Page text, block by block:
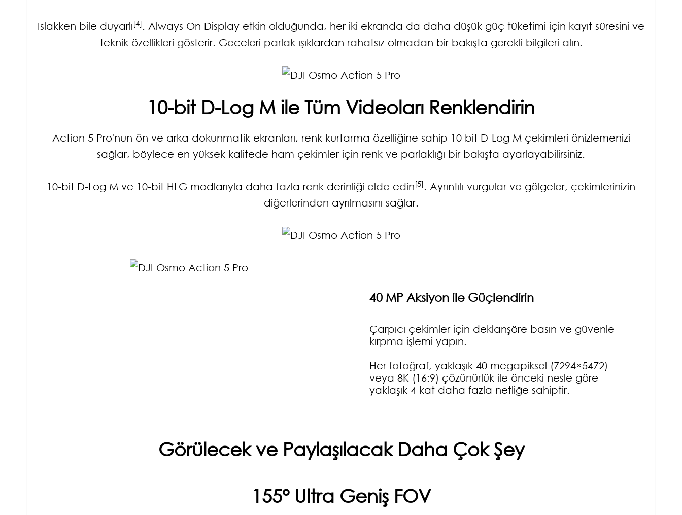
Islakken bile duyarlı[4]. Always On Display etkin olduğunda, her iki ekranda da daha düşük güç tüketimi için kayıt süresini ve
teknik özellikleri gösterir. Geceleri parlak ışıklardan rahatsız olmadan bir bakışta gerekli bilgileri alın.
10-bit D-Log M ile Tüm Videoları Renklendirin
Action 5 Pro'nun ön ve arka dokunmatik ekranları, renk kurtarma özelliğine sahip 10 bit D-Log M çekimleri önizlemenizi
sağlar, böylece en yüksek kalitede ham çekimler için renk ve parlaklığı bir bakışta ayarlayabilirsiniz.
10-bit D-Log M ve 10-bit HLG modlarıyla daha fazla renk derinliği elde edin[5]. Ayrıntılı vurgular ve gölgeler, çekimlerinizin
diğerlerinden ayrılmasını sağlar.
40 MP Aksiyon ile Güçlendirin
Çarpıcı çekimler için deklanşöre basın ve güvenle
kırpma işlemi yapın.
Her fotoğraf, yaklaşık 40 megapiksel (7294×5472)
veya 8K (16:9) çözünürlük ile önceki nesle göre
yaklaşık 4 kat daha fazla netliğe sahiptir.
Görülecek ve Paylaşılacak Daha Çok Şey
155° Ultra Geniş FOV